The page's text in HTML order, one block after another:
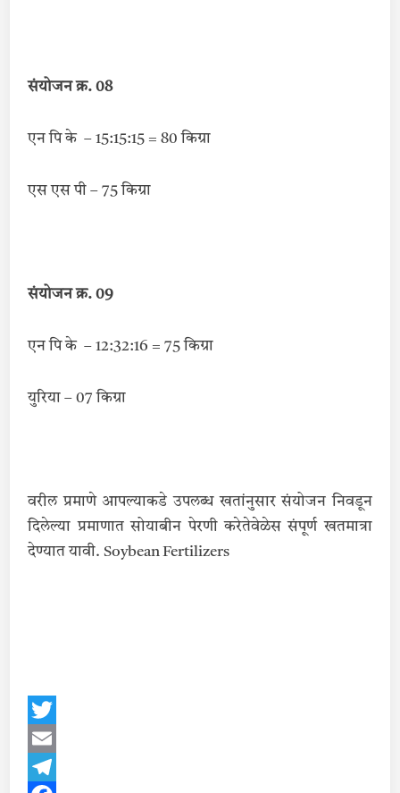
संयोजन क्र. 08
एन पि के – 15:15:15 = 80 किग्रा
एस एस पी – 75 किग्रा
संयोजन क्र. 09
एन पि के – 12:32:16 = 75 किग्रा
युरिया – 07 किग्रा
वरील प्रमाणे आपल्याकडे उपलब्ध खतांनुसार संयोजन निवडून
दिलेल्या प्रमाणात सोयाबीन पेरणी करेतेवेळेस संपूर्ण खतमात्रा
देण्यात यावी. Soybean Fertilizers
Twitter
Email